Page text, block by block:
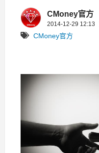
6 檔 ETFCMoney官方
2014-12-29 12:13
CMoney官方